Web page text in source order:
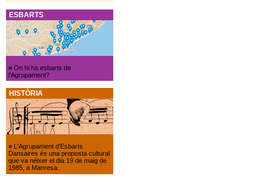
ESBARTS
»On hi ha esbarts de
l’Agrupament?
HISTÒRIA
» L'Agrupament d'Esbarts
Dansaires és una proposta cultural
que va néixer el dia 19 de maig de
1985, a Manresa.